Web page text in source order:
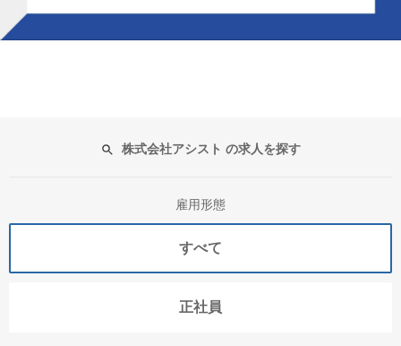
株式会社アシスト の求人を探す
雇用形態
すべて
正社員